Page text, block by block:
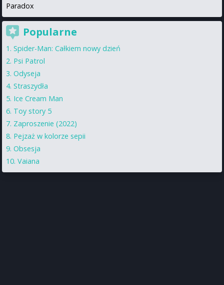
Paradox
Popularne
Spider-Man: Całkiem nowy dzień
Psi Patrol
Odyseja
Straszydła
Ice Cream Man
Toy story 5
Zaproszenie (2022)
Pejzaż w kolorze sepii
Obsesja
Vaiana